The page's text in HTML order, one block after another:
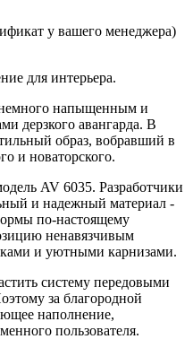
у вашего менеджера)
для интерьера.
немного напыщенным и
дерзкого авангарда. В
образ, вобравший в
и новаторского.
AV 6035. Разработчики
и надежный материал -
по-настоящему
ненавязчивым
и уютными карнизами.
систему передовыми
за благородной
наполнение,
пользователя.